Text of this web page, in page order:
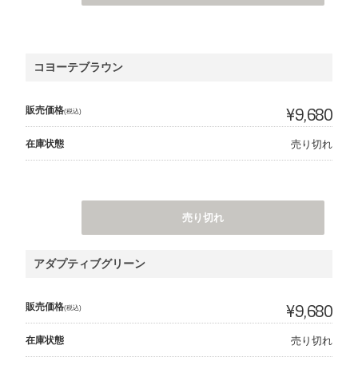
コヨーテブラウン
販売価格(税込) ¥9,680
在庫状態 売り切れ
売り切れ
アダプティブグリーン
販売価格(税込) ¥9,680
在庫状態 売り切れ